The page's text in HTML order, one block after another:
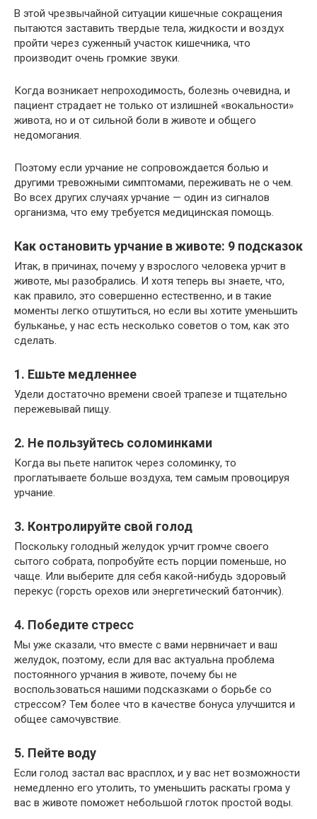
В этой чрезвычайной ситуации кишечные сокращения
пытаются заставить твердые тела, жидкости и воздух
пройти через суженный участок кишечника, что
производит очень громкие звуки.
Когда возникает непроходимость, болезнь очевидна, и
пациент страдает не только от излишней «вокальности»
живота, но и от сильной боли в животе и общего
недомогания.
Поэтому если урчание не сопровождается болью и
другими тревожными симптомами, переживать не о чем.
Во всех других случаях урчание — один из сигналов
организма, что ему требуется медицинская помощь.
Как остановить урчание в животе: 9 подсказок
Итак, в причинах, почему у взрослого человека урчит в
животе, мы разобрались. И хотя теперь вы знаете, что,
как правило, это совершенно естественно, и в такие
моменты легко отшутиться, но если вы хотите уменьшить
бульканье, у нас есть несколько советов о том, как это
сделать.
1. Ешьте медленнее
Удели достаточно времени своей трапезе и тщательно
пережевывай пищу.
2. Не пользуйтесь соломинками
Когда вы пьете напиток через соломинку, то
проглатываете больше воздуха, тем самым провоцируя
урчание.
3. Контролируйте свой голод
Поскольку голодный желудок урчит громче своего
сытого собрата, попробуйте есть порции поменьше, но
чаще. Или выберите для себя какой-нибудь здоровый
перекус (горсть орехов или энергетический батончик).
4. Победите стресс
Мы уже сказали, что вместе с вами нервничает и ваш
желудок, поэтому, если для вас актуальна проблема
постоянного урчания в животе, почему бы не
воспользоваться нашими подсказками о борьбе со
стрессом? Тем более что в качестве бонуса улучшится и
общее самочувствие.
5. Пейте воду
Если голод застал вас врасплох, и у вас нет возможности
немедленно его утолить, то уменьшить раскаты грома у
вас в животе поможет небольшой глоток простой воды.